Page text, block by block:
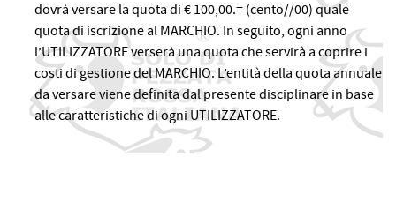
dovrà versare la quota di € 100,00.= (cento//00) quale
quota di iscrizione al MARCHIO. In seguito, ogni anno
l’UTILIZZATORE verserà una quota che servirà a coprire i
costi di gestione del MARCHIO. L’entità della quota annuale
da versare viene definita dal presente disciplinare in base
alle caratteristiche di ogni UTILIZZATORE.